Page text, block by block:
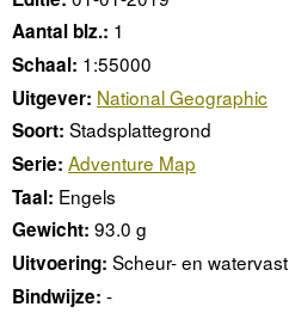
Aantal blz.: 1
Schaal: 1:55000
Uitgever: National Geographic
Soort: Stadsplattegrond
Serie: Adventure Map
Taal: Engels
Gewicht: 93.0 g
Uitvoering: Scheur- en watervast
Bindwijze: -